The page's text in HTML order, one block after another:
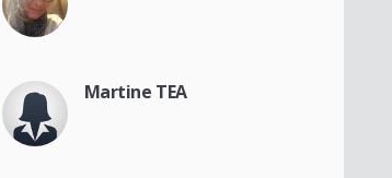
Martine TEA